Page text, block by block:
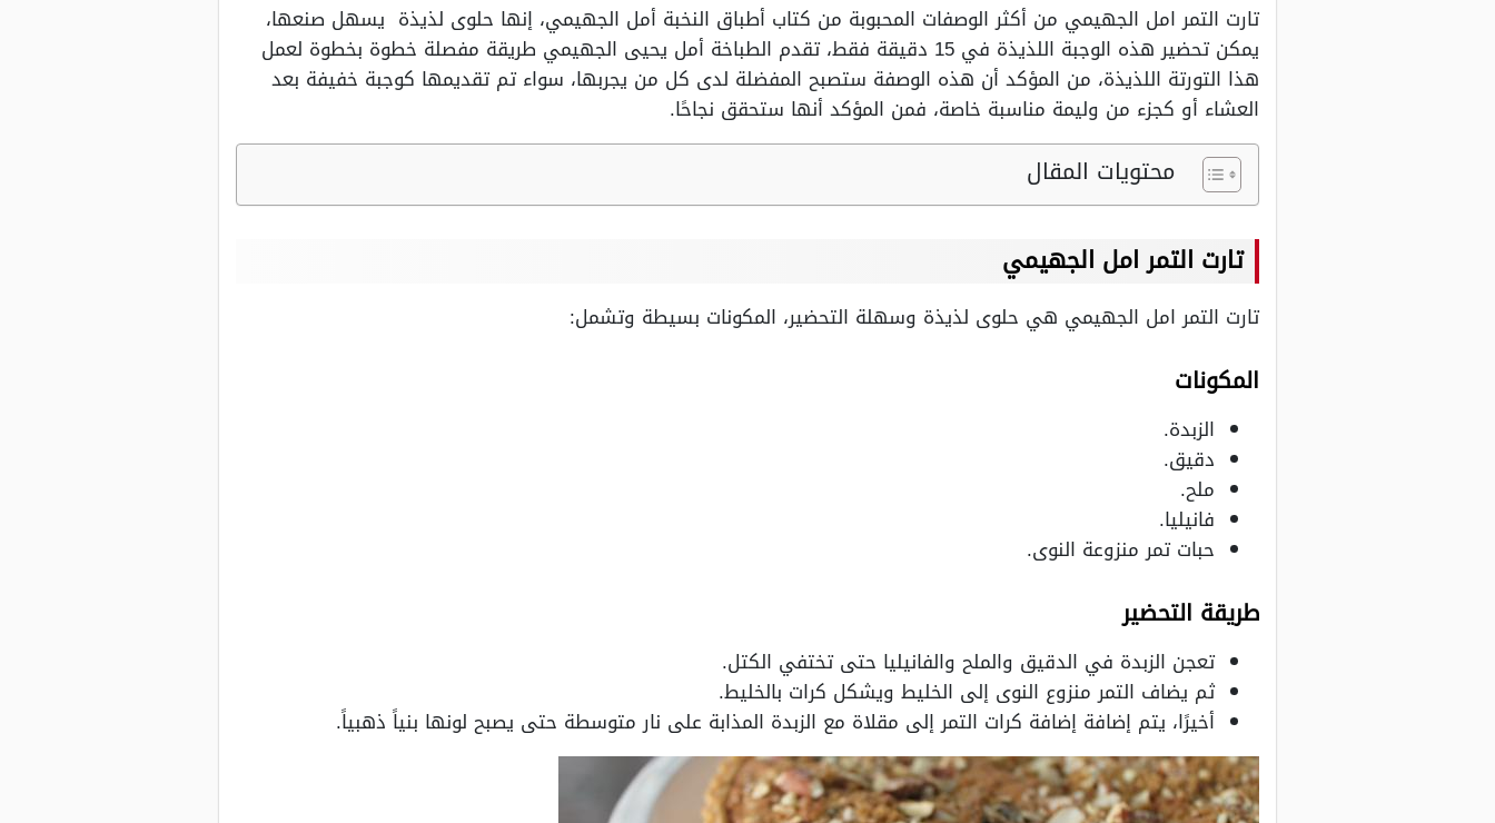
تارت التمر امل الجهيمي من أكثر الوصفات المحبوبة من كتاب أطباق النخبة أمل الجهيمي، إنها حلوى لذيذة يسهل صنعها،
يمكن تحضير هذه الوجبة اللذيذة في 15 دقيقة فقط، تقدم الطباخة أمل يحيى الجهيمي طريقة مفصلة خطوة بخطوة لعمل
هذا التورتة اللذيذة، من المؤكد أن هذه الوصفة ستصبح المفضلة لدى كل من يجربها، سواء تم تقديمها كوجبة خفيفة بعد
العشاء أو كجزء من وليمة مناسبة خاصة، فمن المؤكد أنها ستحقق نجاحًا.
محتويات المقال
تارت التمر امل الجهيمي
تارت التمر امل الجهيمي هي حلوى لذيذة وسهلة التحضير، المكونات بسيطة وتشمل:
المكونات
الزبدة.
دقيق.
ملح.
فانيليا.
حبات تمر منزوعة النوى.
طريقة التحضير
تعجن الزبدة في الدقيق والملح والفانيليا حتى تختفي الكتل.
ثم يضاف التمر منزوع النوى إلى الخليط ويشكل كرات بالخليط.
أخيرًا، يتم إضافة إضافة كرات التمر إلى مقلاة مع الزبدة المذابة على نار متوسطة حتى يصبح لونها بنياً ذهبياً.